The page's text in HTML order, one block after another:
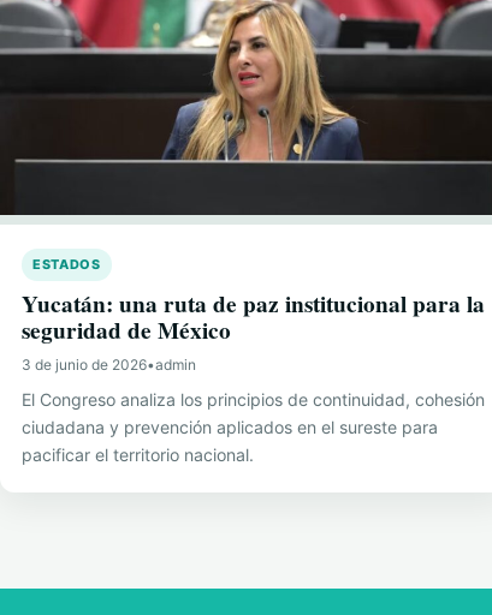
ESTADOS
Yucatán: una ruta de paz institucional para la
seguridad de México
3 de junio de 2026•admin
El Congreso analiza los principios de continuidad, cohesión
ciudadana y prevención aplicados en el sureste para
pacificar el territorio nacional.